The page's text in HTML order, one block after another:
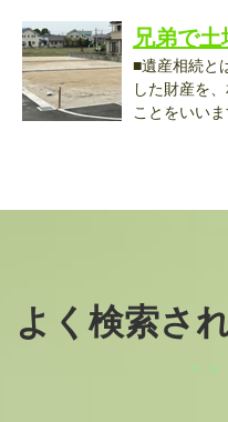
兄弟で
■遺産相続と
した財産を
ことをいい
よく検索さ